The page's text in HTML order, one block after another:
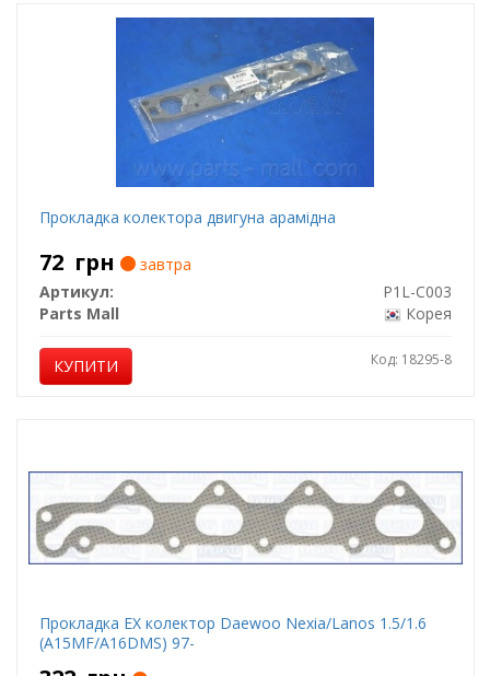
Прокладка колектора двигуна арамідна
72 грн
завтра
Артикул:
P1L-C003
Parts Mall
Корея
КУПИТИ Код: 18295-8
Прокладка EX колектор Daewoo Nexia/Lanos 1.5/1.6
(A15MF/A16DMS) 97-